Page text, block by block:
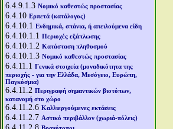
6.4.9.1.3 Νομικό καθεστώς προστασίας
6.4.10 Ερπετά (κατάλογος)
6.4.10.1 Ενδημικά, σπάνια, ή απειλούμενα είδη
6.4.10.1.1 Περιοχές εξάπλωσης
6.4.10.1.2 Κατάσταση πληθυσμού
6.4.10.1.3 Νομικό καθεστώς προστασίας
6.4.11.1 Γενικά στοιχεία (μοναδικότητα της
περιοχής - για την Ελλάδα, Μεσόγειο, Ευρώπη,
Παγκόσμια)
6.4.11.2 Περιγραφή σημαντικών βιοτόπων,
κατανομή στο χώρο
6.4.11.2.6 Καλλιεργούμενες εκτάσεις
6.4.11.2.7 Αστικό περιβάλλον (χωριά-πόλεις)